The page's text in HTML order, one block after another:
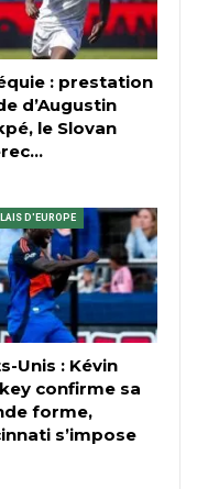
: prestation
d’Augustin
le Slovan
D'EUROPE
Unis : Kévin
confirme sa
forme,
s’impose